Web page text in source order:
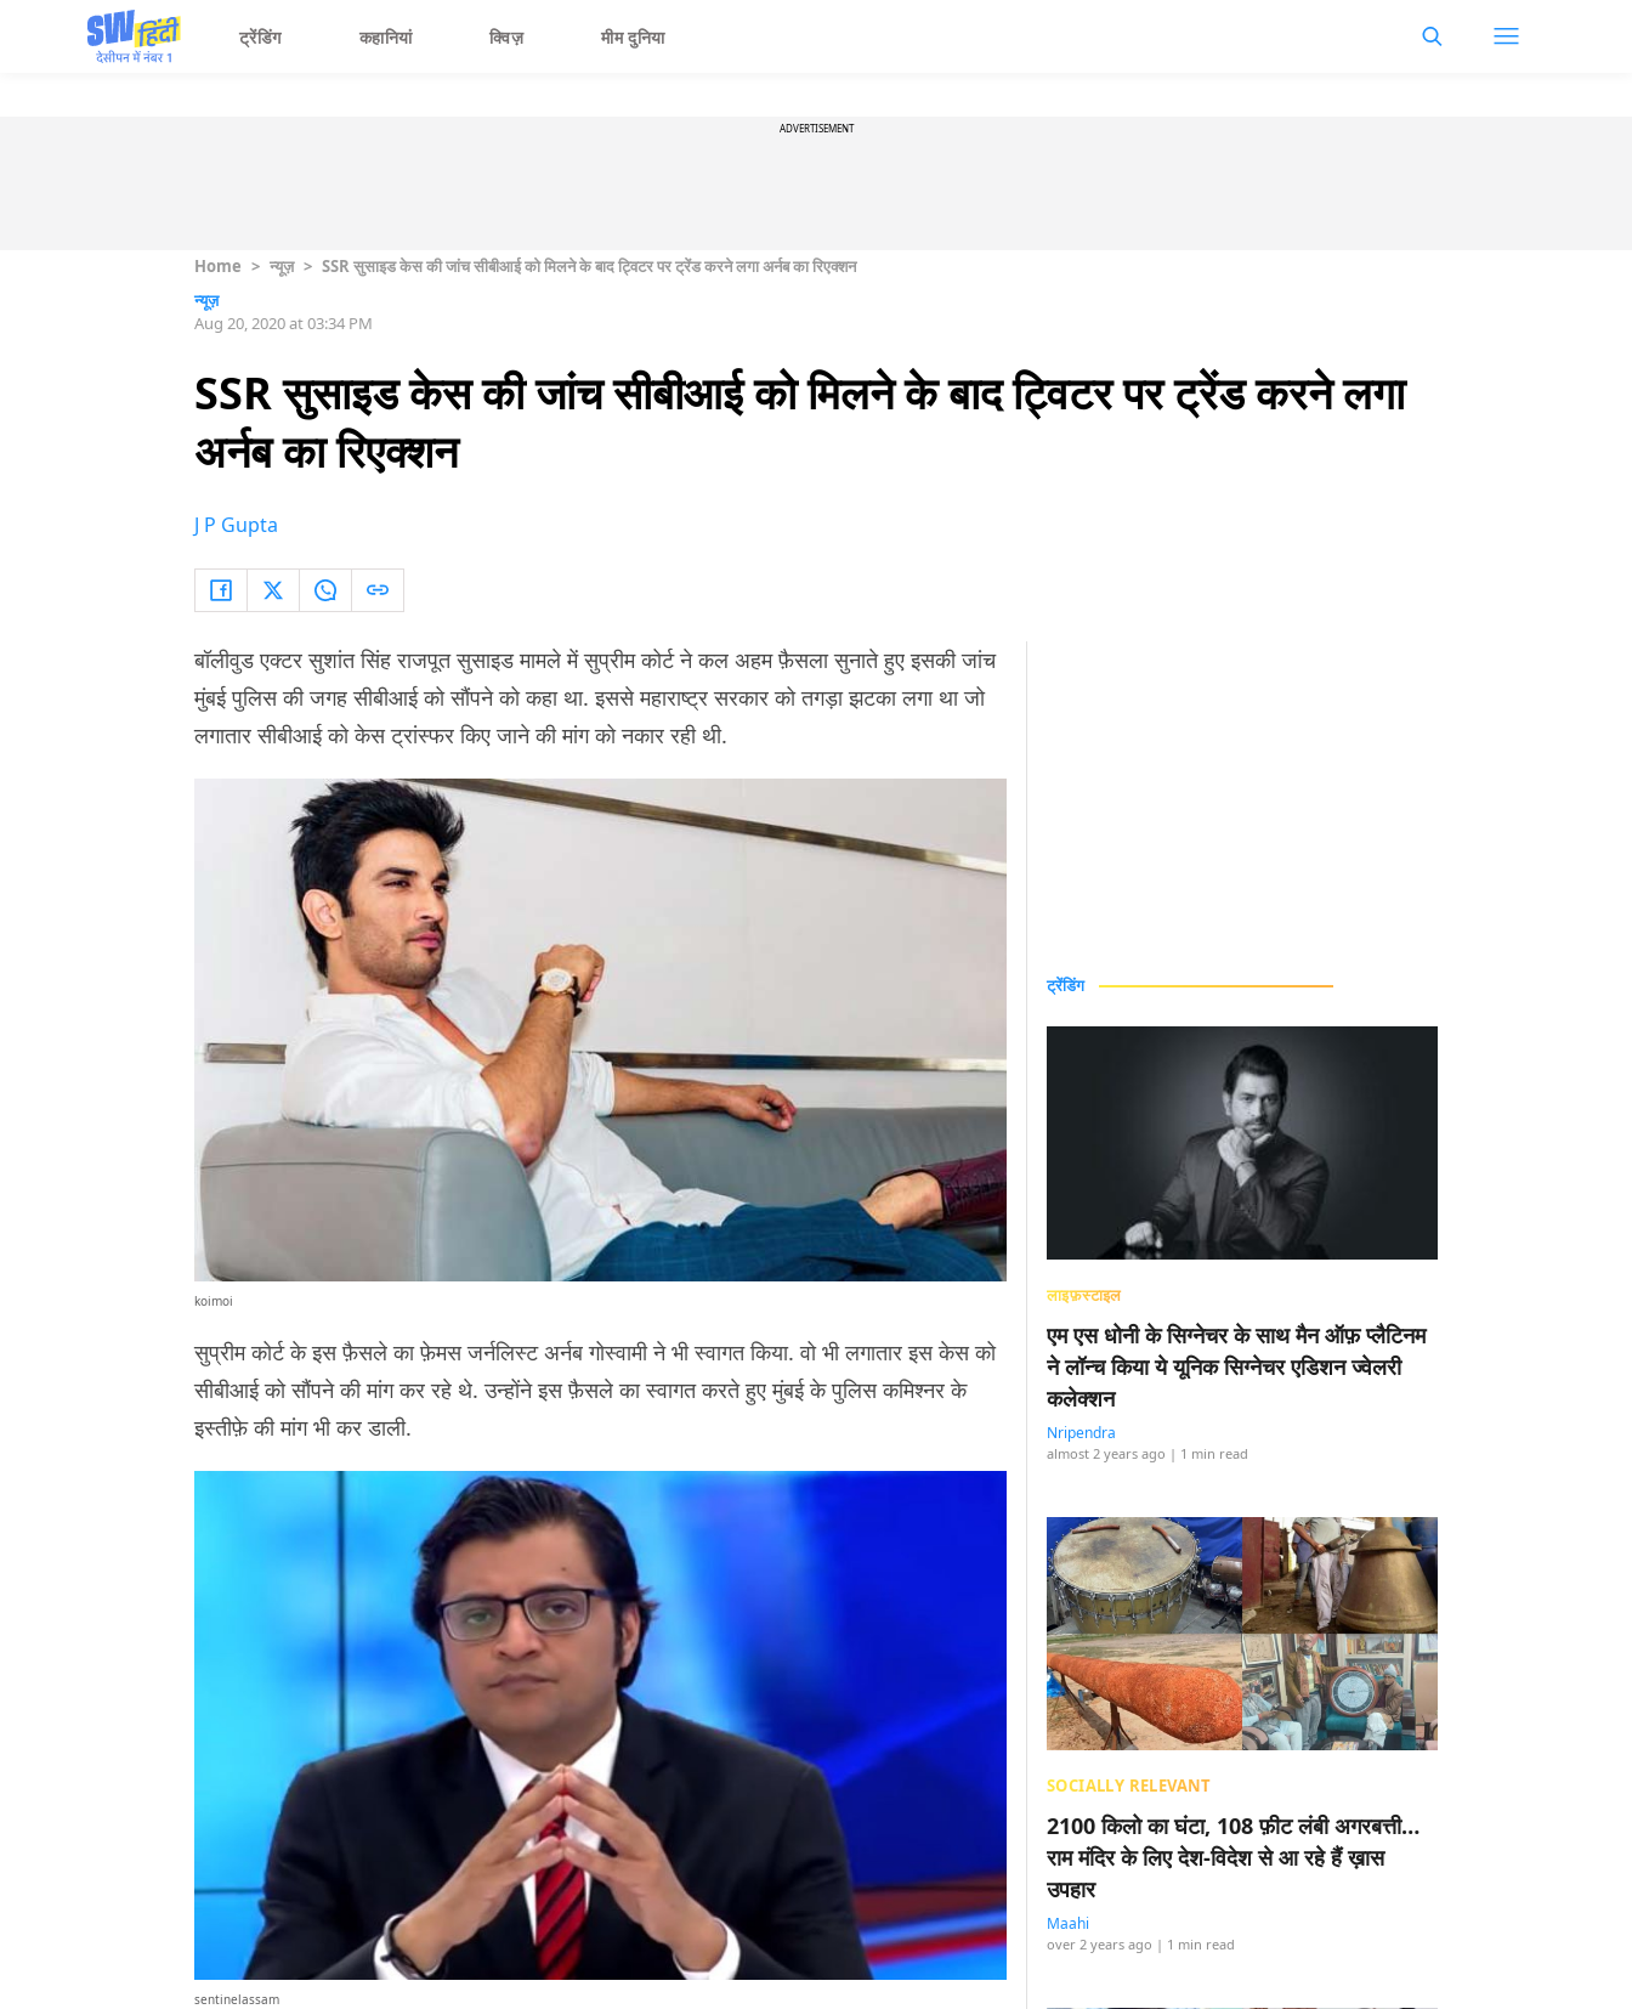
ट्रेंडिंग कहानियां क्विज़ मीम दुनिया
ADVERTISEMENT
Home > न्यूज़ > SSR सुसाइड केस की जांच सीबीआई को मिलने के बाद ट्विटर पर ट्रेंड करने लगा अर्नब का रिएक्शन
न्यूज़
Aug 20, 2020 at 03:34 PM
SSR सुसाइड केस की जांच सीबीआई को मिलने के बाद ट्विटर पर ट्रेंड करने लगा
अर्नब का रिएक्शन
J P Gupta
बॉलीवुड एक्टर सुशांत सिंह राजपूत सुसाइड मामले में सुप्रीम कोर्ट ने कल अहम फ़ैसला सुनाते हुए इसकी जांच
मुंबई पुलिस की जगह सीबीआई को सौंपने को कहा था. इससे महाराष्ट्र सरकार को तगड़ा झटका लगा था जो
लगातार सीबीआई को केस ट्रांस्फर किए जाने की मांग को नकार रही थी.
koimoi
सुप्रीम कोर्ट के इस फ़ैसले का फ़ेमस जर्नलिस्ट अर्नब गोस्वामी ने भी स्वागत किया. वो भी लगातार इस केस को
सीबीआई को सौंपने की मांग कर रहे थे. उन्होंने इस फ़ैसले का स्वागत करते हुए मुंबई के पुलिस कमिश्नर के
इस्तीफ़े की मांग भी कर डाली.
sentinelassam
ट्रेंडिंग
लाइफ़स्टाइल
एम एस धोनी के सिग्नेचर के साथ मैन ऑफ़ प्लैटिनम
ने लॉन्च किया ये यूनिक सिग्नेचर एडिशन ज्वेलरी
कलेक्शन
Nripendra
almost 2 years ago | 1 min read
SOCIALLY RELEVANT
2100 किलो का घंटा, 108 फ़ीट लंबी अगरबत्ती…
राम मंदिर के लिए देश-विदेश से आ रहे हैं ख़ास
उपहार
Maahi
over 2 years ago | 1 min read